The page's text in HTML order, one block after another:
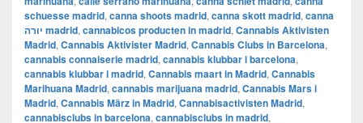
schuesse madrid, canna shoots madrid, canna skott madrid, canna
יורה madrid, cannabicos producten in madrid, Cannabis Aktivisten
Madrid, Cannabis Aktivister Madrid, Cannabis Clubs in Barcelona,
cannabis connaiserie madrid, cannabis klubbar i barcelona,
cannabis klubbar i madrid, Cannabis maart in Madrid, Cannabis
Marihuana Madrid, cannabis marijuana madrid, Cannabis Mars i
Madrid, Cannabis März in Madrid, Cannabisactivisten Madrid,
cannabisclubs in barcelona, cannabisclubs in madrid,